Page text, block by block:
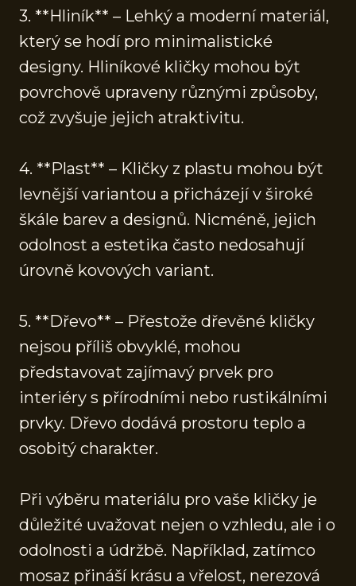
3. **Hliník** – Lehký a moderní materiál,
který se hodí pro minimalistické
designy. Hliníkové kličky mohou být
povrchově upraveny různými způsoby,
což zvyšuje jejich atraktivitu.
4. **Plast** – Kličky z plastu mohou být
levnější variantou a přicházejí v široké
škále barev a designů. Nicméně, jejich
odolnost a estetika často nedosahují
úrovně kovových variant.
5. **Dřevo** – Přestože dřevěné kličky
nejsou příliš obvyklé, mohou
představovat zajímavý prvek pro
interiéry s přírodními nebo rustikálními
prvky. Dřevo dodává prostoru teplo a
osobitý charakter.
Při výběru materiálu pro vaše kličky je
důležité uvažovat nejen o vzhledu, ale i o
odolnosti a údržbě. Například, zatímco
mosaz přináší krásu a vřelost, nerezová